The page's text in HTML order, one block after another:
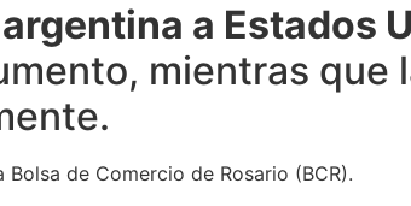
a Estados
mientras que
de Comercio de Rosario (BCR).